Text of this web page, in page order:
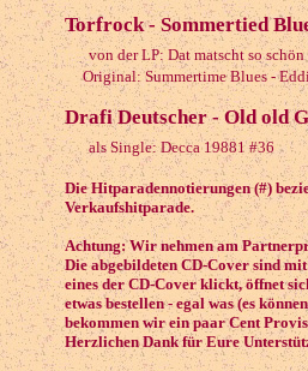
Torfrock - Sommertied
von der LP: Dat matscht so schön
Original: Summertime Blues -
Drafi Deutscher - Old old
als Single: Decca 19881 #36
Die Hitparadennotierungen (#)
Verkaufshitparade.
Achtung: Wir nehmen am
Die abgebildeten CD-Cover sind
eines der CD-Cover klickt, öffnet
etwas bestellen - egal was (es
bekommen wir ein paar Cent
Herzlichen Dank für Eure